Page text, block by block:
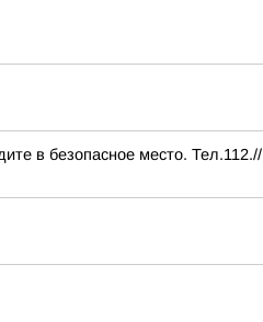
в безопасное место. Тел.112.//